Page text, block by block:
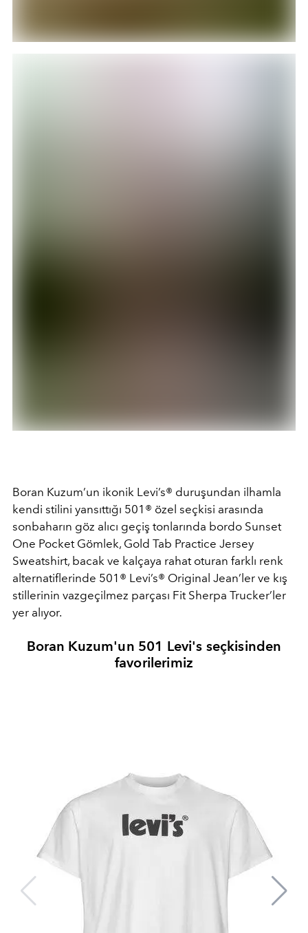
Boran Kuzum’un ikonik Levi’s® duruşundan ilhamla
kendi stilini yansıttığı 501® özel seçkisi arasında
sonbaharın göz alıcı geçiş tonlarında bordo Sunset
One Pocket Gömlek, Gold Tab Practice Jersey
Sweatshirt, bacak ve kalçaya rahat oturan farklı renk
alternatiflerinde 501® Levi’s® Original Jean’ler ve kış
stillerinin vazgeçilmez parçası Fit Sherpa Trucker’ler
yer alıyor.
Boran Kuzum'un 501 Levi's seçkisinden
favorilerimiz